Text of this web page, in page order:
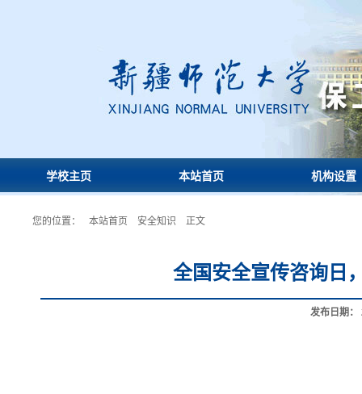
学校主页 本站首页 机构设置
您的位置： 本站首页 安全知识 正文
全国安全宣传咨询日
发布日期：